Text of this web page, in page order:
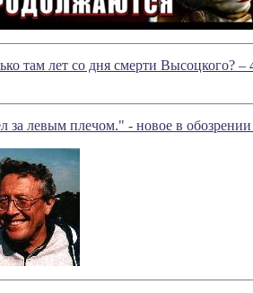
там лет со дня смерти Высоцкого?
за левым плечом." - новое в